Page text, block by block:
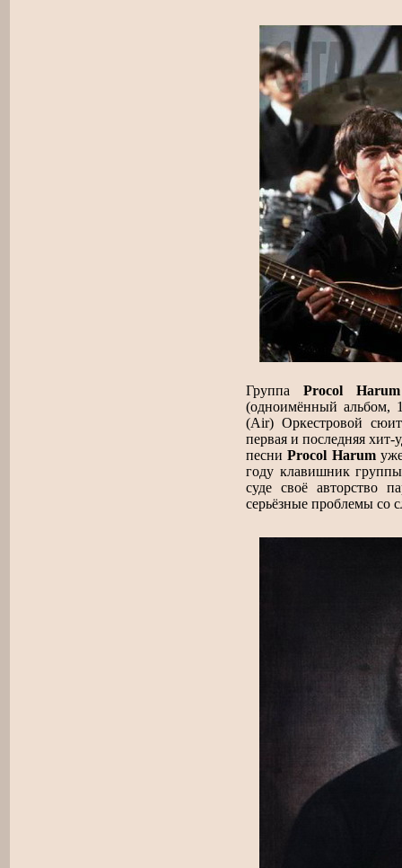
Группа Procol Harum
(одноимённый альбом,
(Air) Оркестровой
первая и последняя
песниProcol Harumуже
году клавишник
суде своё авторство
серьёзные проблемы со